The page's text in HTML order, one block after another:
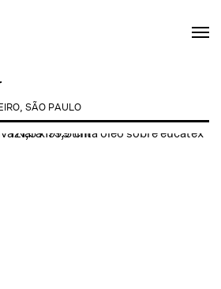
SÃO PAULO
of the following image in a popup: